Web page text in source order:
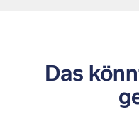
Das